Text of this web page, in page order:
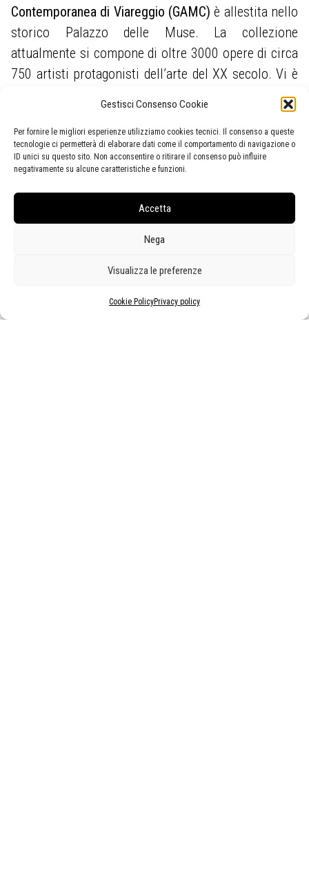
Gestisci Consenso Cookie
Per fornire le migliori esperienze utilizziamo cookies tecnici. Il consenso a queste
tecnologie ci permetterà di elaborare dati come il comportamento di navigazione o
ID unici su questo sito. Non acconsentire o ritirare il consenso può influire
negativamente su alcune caratteristiche e funzioni.
Accetta
Nega
Visualizza le preferenze
Cookie PolicyPrivacy policy
Contemporanea di Viareggio (GAMC) è allestita nello
storico Palazzo delle Muse. La collezione
attualmente si compone di oltre 3000 opere di circa
750 artisti protagonisti dell’arte del XX secolo. Vi è
anche una significativa presenza di autori del luogo
o che hanno avuto legami di varia natura con questa
terra e di opere che hanno come soggetto i paesaggi
locali. La GAMC possiede la più importante raccolta
pubblica di opere diLorenzo Viani
esponente dell’Espressionismo europeo.